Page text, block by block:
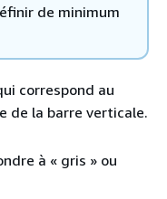
de minimum
correspond au
de la barre verticale.
à « gris » ou